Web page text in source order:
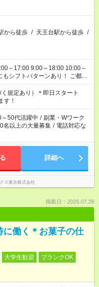
から徒歩 / 天王台駅から徒歩 /
す＾＾
規定あり）＊即日スタート
す！
～50代活躍中 / 副業・Wワーク
名以上の大量募集 / 電話対応な
詳細へ
ス東京株式会社
掲載日：2026.07.28
に働く＊お菓子の仕
大学生歓迎
ブランクOK